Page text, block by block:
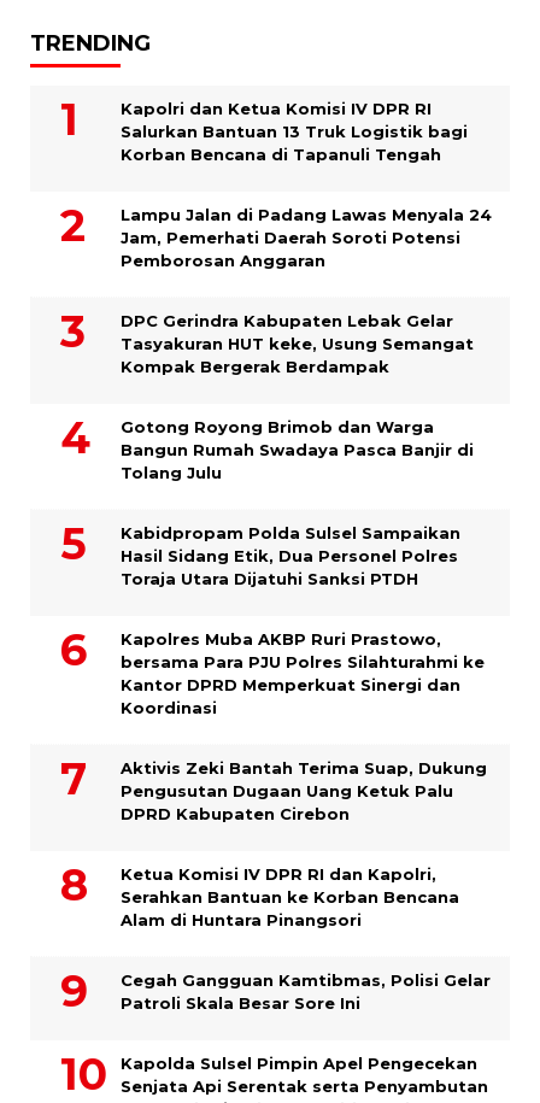
TRENDING
Kapolri dan Ketua Komisi IV DPR RI
Salurkan Bantuan 13 Truk Logistik bagi
Korban Bencana di Tapanuli Tengah
Lampu Jalan di Padang Lawas Menyala 24
Jam, Pemerhati Daerah Soroti Potensi
Pemborosan Anggaran
DPC Gerindra Kabupaten Lebak Gelar
Tasyakuran HUT keke, Usung Semangat
Kompak Bergerak Berdampak
Gotong Royong Brimob dan Warga
Bangun Rumah Swadaya Pasca Banjir di
Tolang Julu
Kabidpropam Polda Sulsel Sampaikan
Hasil Sidang Etik, Dua Personel Polres
Toraja Utara Dijatuhi Sanksi PTDH
Kapolres Muba AKBP Ruri Prastowo,
bersama Para PJU Polres Silahturahmi ke
Kantor DPRD Memperkuat Sinergi dan
Koordinasi
Aktivis Zeki Bantah Terima Suap, Dukung
Pengusutan Dugaan Uang Ketuk Palu
DPRD Kabupaten Cirebon
Ketua Komisi IV DPR RI dan Kapolri,
Serahkan Bantuan ke Korban Bencana
Alam di Huntara Pinangsori
Cegah Gangguan Kamtibmas, Polisi Gelar
Patroli Skala Besar Sore Ini
Kapolda Sulsel Pimpin Apel Pengecekan
Senjata Api Serentak serta Penyambutan